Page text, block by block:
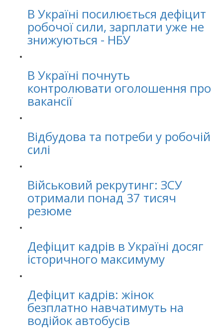
В Україні посилюється дефіцит
робочої сили, зарплати уже не
знижуються - НБУ
В Україні почнуть
контролювати оголошення про
вакансії
Відбудова та потреби у робочій
силі
Військовий рекрутинг: ЗСУ
отримали понад 37 тисяч
резюме
Дефіцит кадрів в Україні досяг
історичного максимуму
Дефіцит кадрів: жінок
безплатно навчатимуть на
водійок автобусів